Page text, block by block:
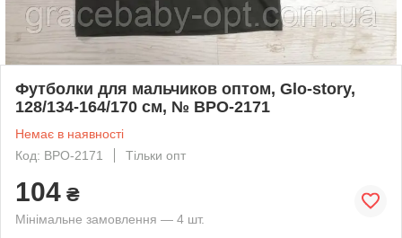
Футболки для мальчиков оптом, Glo-story,
128/134-164/170 см, № BPO-2171
Немає в наявності
Код: BPO-2171
Тільки опт
104 ₴
Мінімальне замовлення — 4 шт.